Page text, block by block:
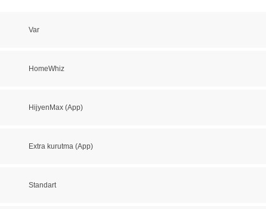
Var
HomeWhiz
HijyenMax (App)
Extra kurutma (App)
Standart